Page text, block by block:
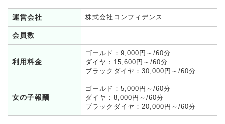
運営会社 株式会社コンフィデンス
会員数 –
利用料金
ゴールド：9,000円～/60分
ダイヤ：15,600円～/60分
ブラックダイヤ：30,000円～/60分
女の子報酬
ゴールド：5,000円～/60分
ダイヤ：8,000円～/60分
ブラックダイヤ：20,000円～/60分